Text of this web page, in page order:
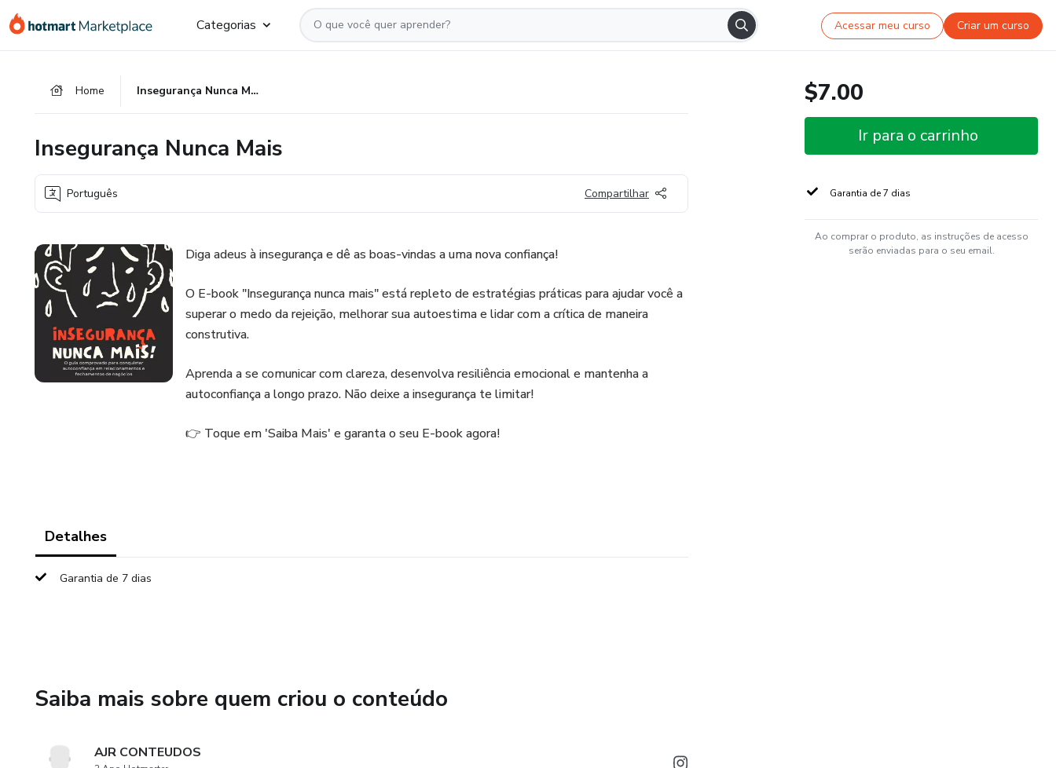
para
para
para
Categorias Acessar meu curso Criar um curso
Home Insegurança Nunca Mais
Insegurança Nunca Mais
Português Compartilhar
Diga adeus à insegurança e dê as boas-vindas a uma nova confiança!
O E-book "Insegurança nunca mais" está repleto de estratégias práticas para ajudar você a
superar o medo da rejeição, melhorar sua autoestima e lidar com a crítica de maneira
construtiva.
Aprenda a se comunicar com clareza, desenvolva resiliência emocional e mantenha a
autoconfiança a longo prazo. Não deixe a insegurança te limitar!
👉 Toque em 'Saiba Mais' e garanta o seu E-book agora!
Detalhes
Garantia de 7 dias
Saiba mais sobre quem criou o conteúdo
AJR CONTEUDOS
$7.00
Ir para o carrinho
Garantia de 7 dias
Ao comprar o produto, as instruções de acesso
serão enviadas para o seu email.